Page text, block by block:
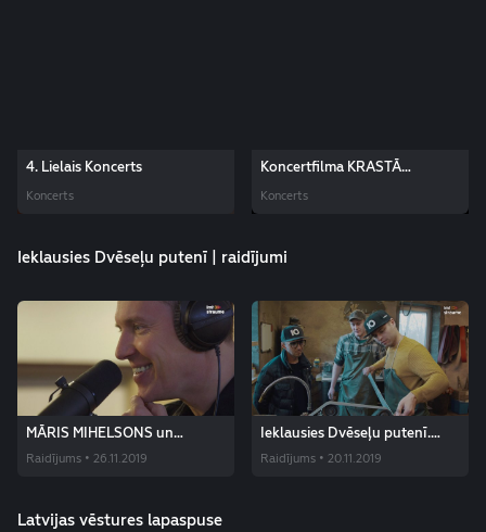
4. Lielais Koncerts
Koncerts
Koncertfilma KRASTĀ
Koncerts
Ieklausies Dvēseļu putenī | raidījumi
MĀRIS MIHELSONS un
DRAUGI. Strēlnieku dziesma
UZ PRIEKŠU, LATVIEŠI!
Raidījums • 26.11.2019
Ieklausies Dvēseļu putenī.
MUSIQQ
Raidījums • 20.11.2019
Latvijas vēstures lapaspuse